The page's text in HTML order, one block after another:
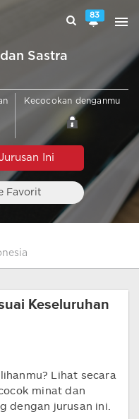
83
Sastra
Kecocokan denganmu
Ini
Favorit
Keseluruhan
Lihat secara
minat dan
dengan jurusan ini.